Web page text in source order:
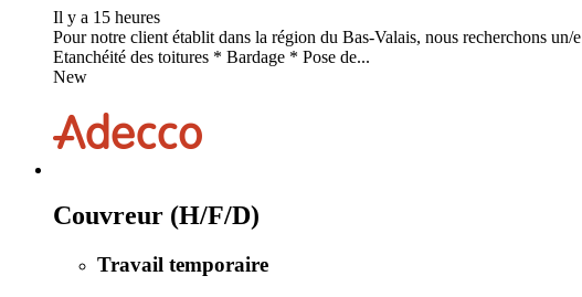
Il y a 15 heures
Pour notre client établit dans la région du Bas-Valais, nous recherchons
Etanchéité des toitures * Bardage * Pose de...
New
Couvreur (H/F/D)
Travail temporaire